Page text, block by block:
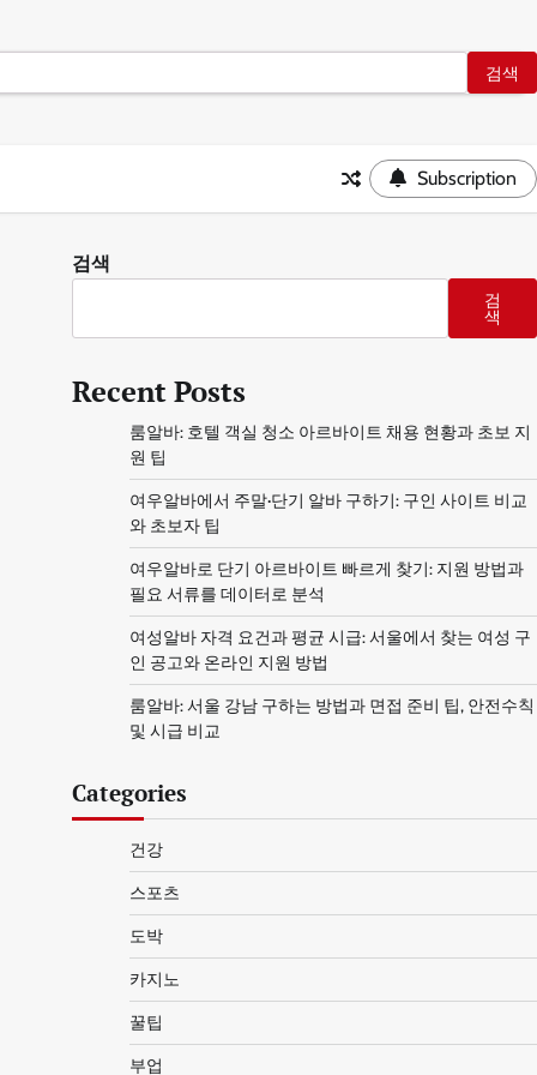
Subscription
검색
검
색
Recent Posts
룸알바: 호텔 객실 청소 아르바이트 채용 현황과 초보 지
원 팁
여우알바에서 주말·단기 알바 구하기: 구인 사이트 비교
와 초보자 팁
여우알바로 단기 아르바이트 빠르게 찾기: 지원 방법과
필요 서류를 데이터로 분석
여성알바 자격 요건과 평균 시급: 서울에서 찾는 여성 구
인 공고와 온라인 지원 방법
룸알바: 서울 강남 구하는 방법과 면접 준비 팁, 안전수칙
및 시급 비교
Categories
건강
스포츠
도박
카지노
꿀팁
부업